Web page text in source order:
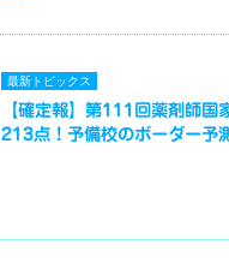
最新トピックス
【確定報】第111回薬剤師国
213点！予備校のボーダー予